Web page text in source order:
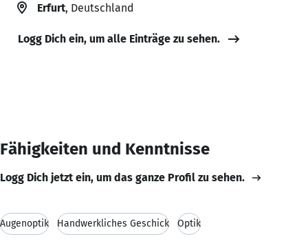
Erfurt, Deutschland
Logg Dich ein, um alle Einträge zu sehen.
Fähigkeiten und Kenntnisse
Logg Dich jetzt ein, um das ganze Profil zu sehen.
Augenoptik Handwerkliches Geschick Optik